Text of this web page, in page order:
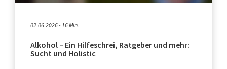
02.06.2026 - 16 Min.
Alkohol – Ein Hilfeschrei, Ratgeber und mehr:
Sucht und Holistic